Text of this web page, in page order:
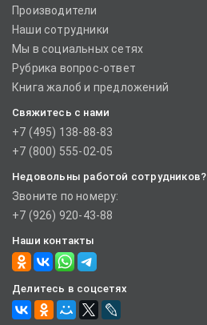
Производители
Наши сотрудники
Мы в социальных сетях
Рубрика вопрос-ответ
Книга жалоб и предложений
Свяжитесь с нами
+7 (495) 138-88-83
+7 (800) 555-02-05
Недовольны работой сотрудников?
Звоните по номеру:
+7 (926) 920-43-88
Наши контакты
Делитесь в соцсетях